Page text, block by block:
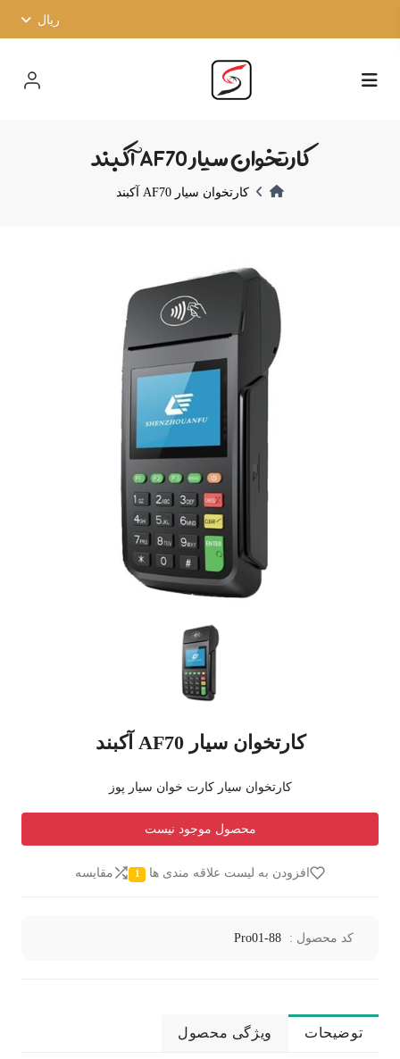
ریال
کارتخوان سیار AF70 آکبند
کارتخوان سیار AF70 آکبند
کارتخوان سیار AF70 آکبند
کارتخوان سیار کارت خوان سیار پوز
محصول موجود نیست
افزودن به لیست علاقه مندی ها 1 مقایسه
کد محصول : Pro01-88
توضیحات ویژگی محصول